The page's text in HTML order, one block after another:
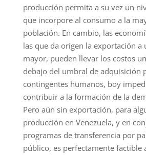
producción permita a su vez un
que incorpore al consumo a la
población. En cambio, las
las que da origen la exportación a
mayor, pueden llevar los costos
debajo del umbral de adquisición
contingentes humanos, boy
contribuir a la formación de la
Pero aún sin exportación, para
producción en Venezuela, y en
programas de transferencia por
público, es perfectamente factible